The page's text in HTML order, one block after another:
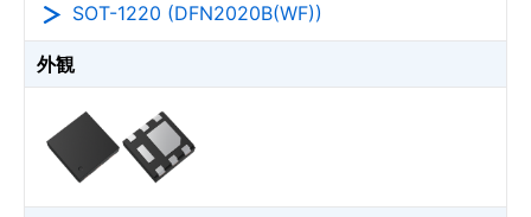
SOT-1220 (DFN2020B(WF))
外観